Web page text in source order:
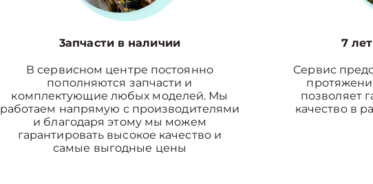
3апчасти в наличии
В сервисном центре постоянно
пополняются запчасти и
комплектующие любых моделей. Мы
работаем напрямую с производителями
и благодаря этому мы можем
гарантировать высокое качество и
самые выгодные цены
7
Сервис
позволяет
качество в